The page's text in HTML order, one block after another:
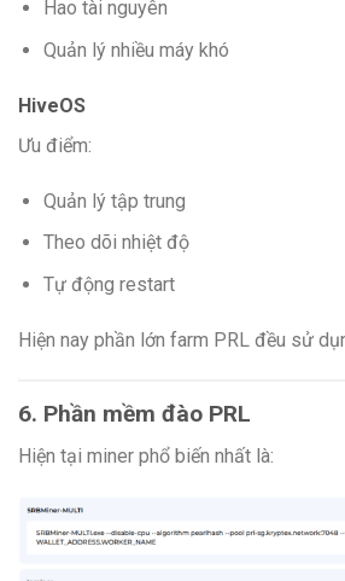
Hao tài nguyên
Quản lý nhiều máy khó
HiveOS
Ưu điểm:
Quản lý tập trung
Theo dõi nhiệt độ
Tự động restart
Hiện nay phần lớn farm PRL đều sử
6. Phần mềm đào PRL
Hiện tại miner phổ biến nhất là: